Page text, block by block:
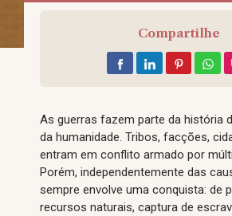
Compartilhe
As guerras fazem parte da história
da humanidade. Tribos, facções,
entram em conflito armado por
Porém, independentemente das
sempre envolve uma conquista: de
recursos naturais, captura de